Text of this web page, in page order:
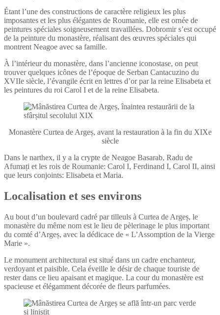
Étant l’une des constructions de caractère religieux les plus
imposantes et les plus élégantes de Roumanie, elle est ornée de
peintures spéciales soigneusement travaillées. Dobromir s’est occupé
de la peinture du monastère, réalisant des œuvres spéciales qui
montrent Neagoe avec sa famille.
À l’intérieur du monastère, dans l’ancienne iconostase, on peut
trouver quelques icônes de l’époque de Serban Cantacuzino du
XVIIe siècle, l’évangile écrit en lettres d’or par la reine Elisabeta et
les peintures du roi Carol I et de la reine Elisabeta.
Monastère Curtea de Argeș, avant la restauration à la fin du XIXe
siècle
Dans le narthex, il y a la crypte de Neagoe Basarab, Radu de
Afumați et les rois de Roumanie: Carol I, Ferdinand I, Carol II, ainsi
que leurs conjoints: Elisabeta et Maria.
Localisation et ses environs
Au bout d’un boulevard cadré par tilleuls à Curtea de Argeș, le
monastère du même nom est le lieu de pèlerinage le plus important
du comté d’Argeș, avec la dédicace de « L’Assomption de la Vierge
Marie ».
Le monument architectural est situé dans un cadre enchanteur,
verdoyant et paisible. Cela éveille le désir de chaque touriste de
rester dans ce lieu apaisant et magique. La cour du monastère est
spacieuse et élégamment décorée de fleurs parfumées.